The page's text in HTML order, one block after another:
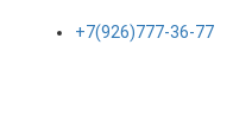
+7(926)777-36-77